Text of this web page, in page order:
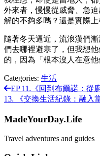
外來者，慢慢從威脅、急
解的不夠多嗎？還是實際
隨著冬天逼近，流浪漢們
們去哪裡避寒了，但我想
的，因為「根本沒人在意他
Categories: 生活
EP 11.《回到布爾諾：從
13. 《交換生活紀錄：融入
MadeYourDay.Life
Travel adventures and guides